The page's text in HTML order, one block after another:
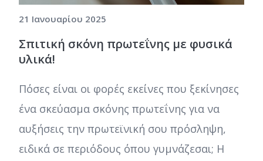
21 Ιανουαρίου 2025
Σπιτική σκόνη πρωτεΐνης με φυσικά
υλικά!
Πόσες είναι οι φορές εκείνες που ξεκίνησες
ένα σκεύασμα σκόνης πρωτεΐνης για να
αυξήσεις την πρωτεϊνική σου πρόσληψη,
ειδικά σε περιόδους όπου γυμνάζεσαι; Η